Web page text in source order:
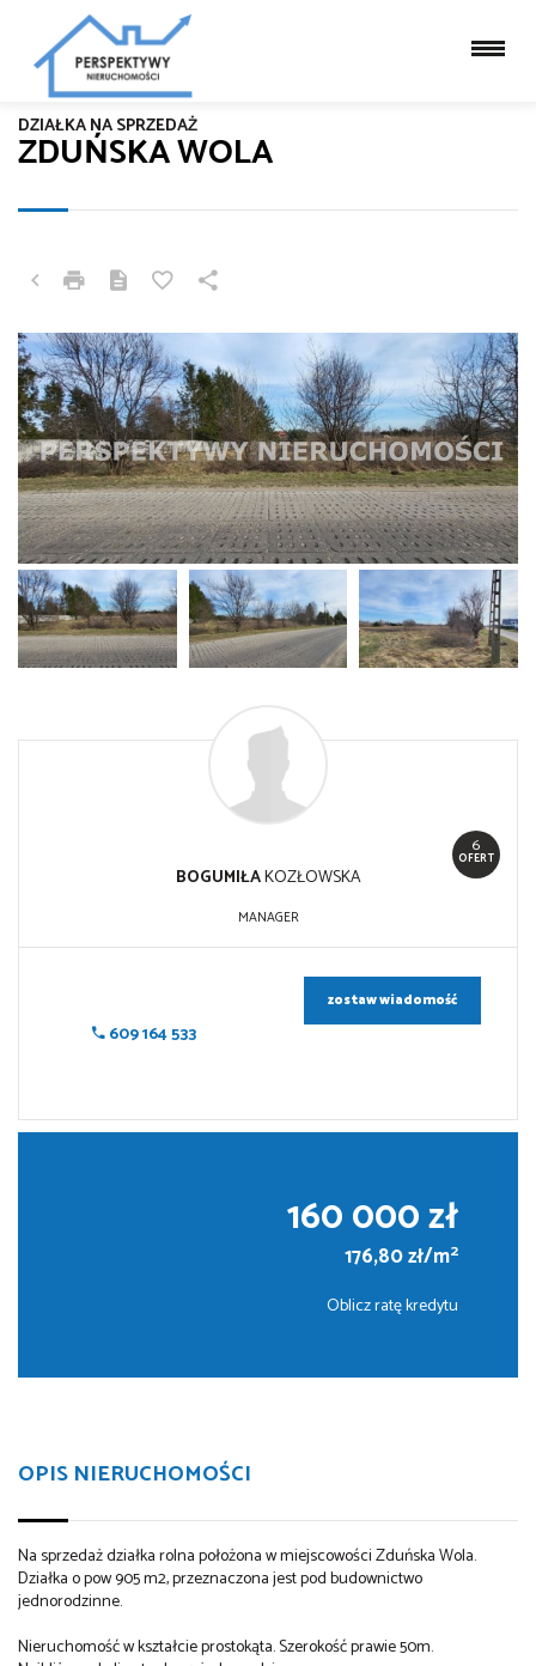
ZDUŃSKA WOLA
DZIAŁKA NA SPRZEDAŻ
6
OFERT
BOGUMIŁAKOZŁOWSKA
MANAGER
609 164 533
zostaw wiadomość
160 000 zł
176,80 zł/m2
Oblicz ratę kredytu
OPIS NIERUCHOMOŚCI
Na sprzedaż działka rolna położona w miejscowości Zduńska Wola.
Działka o pow 905 m2, przeznaczona jest pod budownictwo
jednorodzinne.
Nieruchomość w kształcie prostokąta. Szerokość prawie 50m.